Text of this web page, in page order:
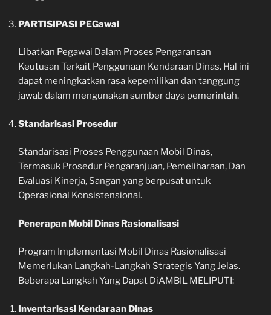
PARTISIPASI PEGawai
Libatkan Pegawai Dalam Proses Pengaransan
Keutusan Terkait Penggunaan Kendaraan Dinas. Hal ini
dapat meningkatkan rasa kepemilikan dan tanggung
jawab dalam mengunakan sumber daya pemerintah.
Standarisasi Prosedur
Standarisasi Proses Penggunaan Mobil Dinas,
Termasuk Prosedur Pengaranjuan, Pemeliharaan, Dan
Evaluasi Kinerja, Sangan yang berpusat untuk
Operasional Konsistensional.
Penerapan Mobil Dinas Rasionalisasi
Program Implementasi Mobil Dinas Rasionalisasi
Memerlukan Langkah-Langkah Strategis Yang Jelas.
Beberapa Langkah Yang Dapat DiAMBIL MELIPUTI:
Inventarisasi Kendaraan Dinas